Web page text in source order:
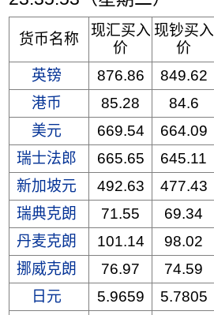
货币名称
现汇买入
价
现钞买入
价
英镑
876.86 849.62
港币
85.28 84.6
美元
669.54 664.09
瑞士法郎
665.65 645.11
新加坡元
492.63 477.43
瑞典克朗
71.55 69.34
丹麦克朗
101.14 98.02
挪威克朗
76.97 74.59
日元
5.9659 5.7805